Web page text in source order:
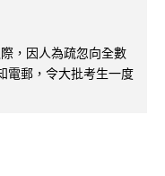
，因人為疏忽向全數
電郵，令大批考生一度